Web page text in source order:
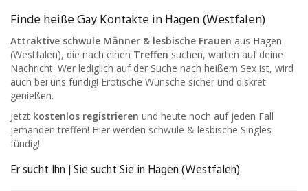
Finde heiße Gay Kontakte in Hagen (Westfalen)
Attraktive schwule Männer & lesbische Frauen aus Hagen
(Westfalen), die nach einen Treffen suchen, warten auf deine
Nachricht. Wer lediglich auf der Suche nach heißem Sex ist, wird
auch bei uns fündig! Erotische Wünsche sicher und diskret
genießen.
Jetzt kostenlos registrieren und heute noch auf jeden Fall
jemanden treffen! Hier werden schwule & lesbische Singles
fündig!
Er sucht Ihn | Sie sucht Sie in Hagen (Westfalen)